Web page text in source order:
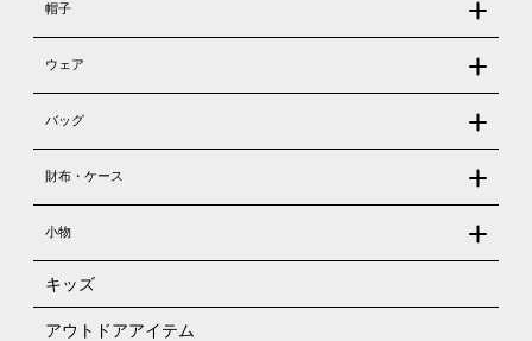
帽子
ウェア
バッグ
財布・ケース
小物
キッズ
アウトドアアイテム